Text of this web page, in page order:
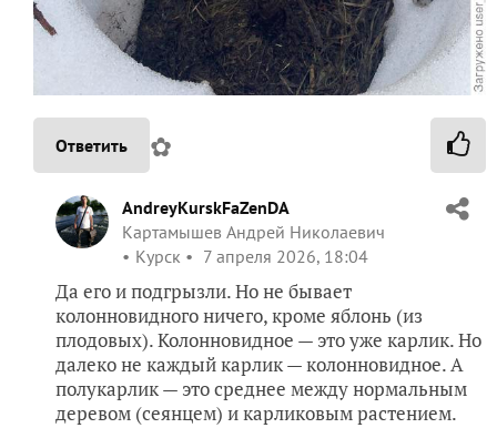
Ответить ✿
AndreyKurskFaZenDA
Картамышев Андрей Николаевич
Курск
7 апреля 2026, 18:04
Да его и подгрызли. Но не бывает
колонновидного ничего, кроме яблонь (из
плодовых). Колонновидное — это уже карлик. Но
далеко не каждый карлик — колонновидное. А
полукарлик — это среднее между нормальным
деревом (сеянцем) и карликовым растением.